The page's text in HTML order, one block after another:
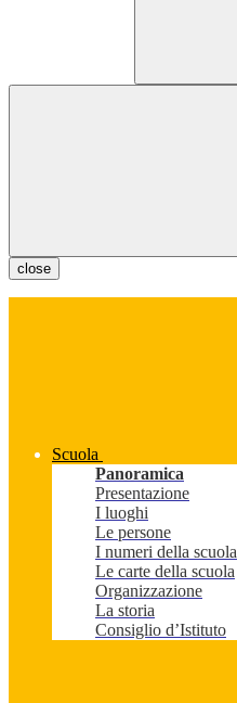
close
Scuola
Panoramica
Presentazione
I luoghi
Le persone
I numeri della scuola
Le carte della scuola
Organizzazione
La storia
Consiglio d’Istituto